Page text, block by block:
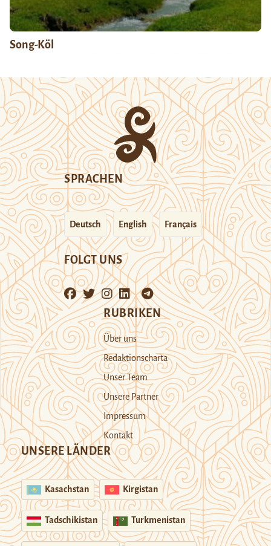
Song-Köl
SPRACHEN
Deutsch English Français
FOLGT UNS
RUBRIKEN
Über uns
Redaktionscharta
Unser Team
Unsere Partner
Impressum
Kontakt
UNSERE LÄNDER
Kasachstan Kirgistan
Tadschikistan Turkmenistan